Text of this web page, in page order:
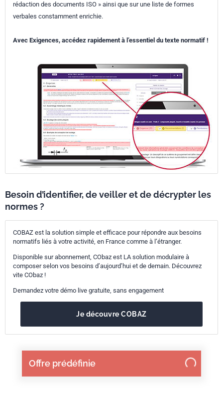
Offre prédéfinie
rédaction des documents ISO » ainsi que sur une liste de formes
verbales constamment enrichie.
Avec Exigences, accédez rapidement à l’essentiel du texte normatif !
Besoin d’identifier, de veiller et de décrypter les
normes ?
COBAZ est la solution simple et efficace pour répondre aux besoins
normatifs liés à votre activité, en France comme à l’étranger.
Disponible sur abonnement, CObaz est LA solution modulaire à
composer selon vos besoins d’aujourd’hui et de demain. Découvrez
vite CObaz !
Demandez votre démo live gratuite, sans engagement
Je découvre COBAZ